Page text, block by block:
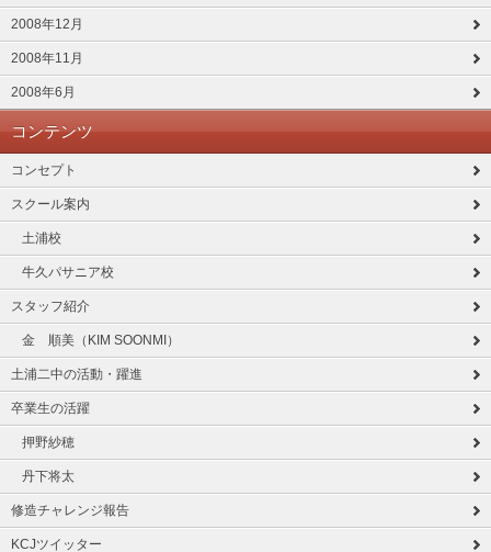
2008年12月
2008年11月
2008年6月
コンテンツ
コンセプト
スクール案内
土浦校
牛久パサニア校
スタッフ紹介
金 順美（KIM SOONMI）
土浦二中の活動・躍進
卒業生の活躍
押野紗穂
丹下将太
修造チャレンジ報告
KCJツイッター